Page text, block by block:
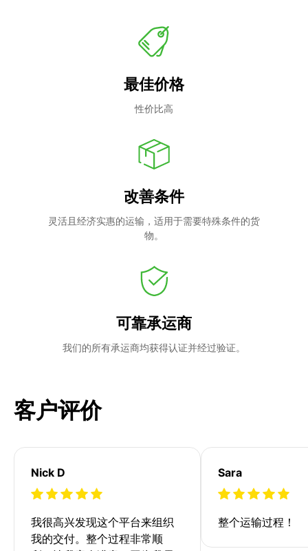
最佳价格
性价比高
改善条件
灵活且经济实惠的运输，适用于需要特殊条件的货
物。
可靠承运商
我们的所有承运商均获得认证并经过验证。
客户评价
Nick D
我很高兴发现这个平台来组织
我的交付。整个过程非常顺
Sara
整个运输过程！